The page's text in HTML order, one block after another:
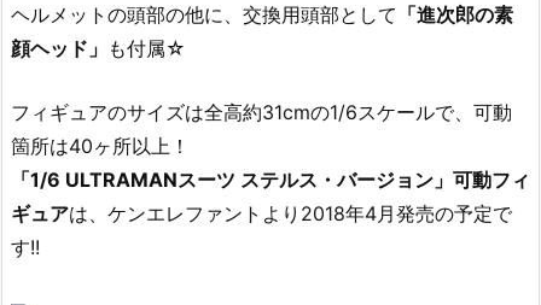
ヘルメットの頭部の他に、交換用頭部として 「進次郎の素
顔ヘッド」 も付属☆
フィギュアのサイズは全高約31cmの1/6スケールで、可動
箇所は40ヶ所以上！
「1/6 ULTRAMANスーツ ステルス・バージョン」可動フィ
ギュアは、ケンエレファントより2018年4月発売の予定で
す!!